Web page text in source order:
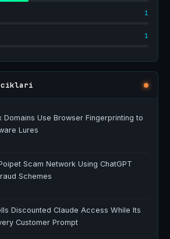
1
1
Domains Use Browser Fingerprinting to
Lures
Scam Network Using ChatGPT
Schemes
Discounted Claude Access While Its
Customer Prompt